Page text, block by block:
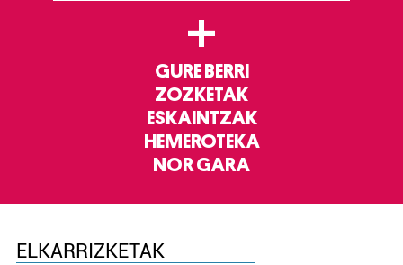
+
GURE BERRI
ZOZKETAK
ESKAINTZAK
HEMEROTEKA
NOR GARA
ELKARRIZKETAK